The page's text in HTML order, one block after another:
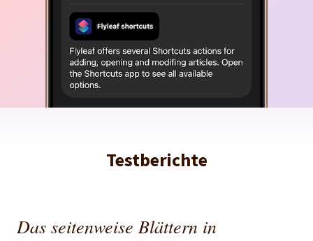
Testberichte
Das seitenweise Blättern in